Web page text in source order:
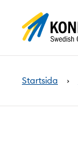
Startsida